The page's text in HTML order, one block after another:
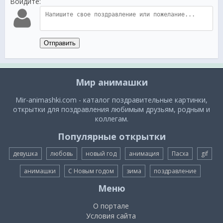
Отправить
Мир анимашки
Mir-animashki.com - каталог поздравительные картинки,
открытки для поздравления любимым друзьям, родным и
коллегам.
Популярные открытки
девушка любовь новый год анимация Пасха gif
анимашки С Новым годом зима поздравление
Меню
О портале
Условия сайта